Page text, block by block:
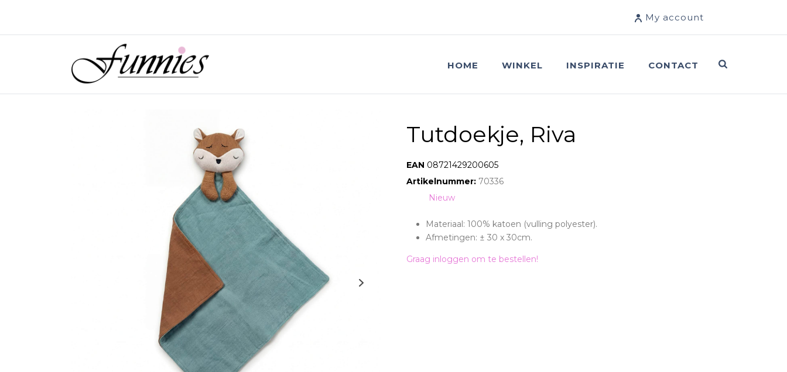
My account
HOME WINKEL INSPIRATIE CONTACT
Tutdoekje, Riva
EAN: 08721429200605
Artikelnummer: 70336
Nieuw
Materiaal: 100% katoen (vulling polyester).
Afmetingen: ± 30 x 30cm.
Graag inloggen om te bestellen!